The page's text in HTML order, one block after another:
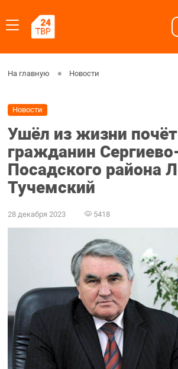
На главную Новости
Новости
Ушёл из жизни
гражданин
Посадского района
Тучемский
28 декабря 2023 5418